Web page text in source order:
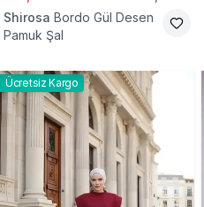
Shirosa Bordo Gül Desen
Pamuk Şal
Ücretsiz Kargo